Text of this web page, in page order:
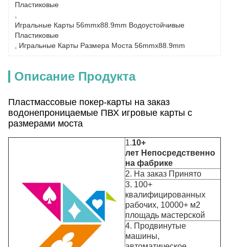
Пластиковые
Игральные Карты 56mmx88.9mm Водоустойчивые
Пластиковые
Игральные Карты Размера Моста 56mmx88.9mm
Описание Продукта
Пластмассовые покер-карты на заказ
водонепроницаемые ПВХ игровые карты с
размерами моста
1.10+
лет Непосредственно
на фабрике
2. На заказ Принято
3. 100+
квалифицированных
рабочих, 10000+ м2
площадь мастерской
4. Продвинутые
машины,